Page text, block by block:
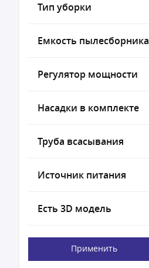
Тип уборки
Емкость пылесборника
Регулятор мощности
Насадки в комплекте
Труба всасывания
Источник питания
Есть 3D модель
Применить